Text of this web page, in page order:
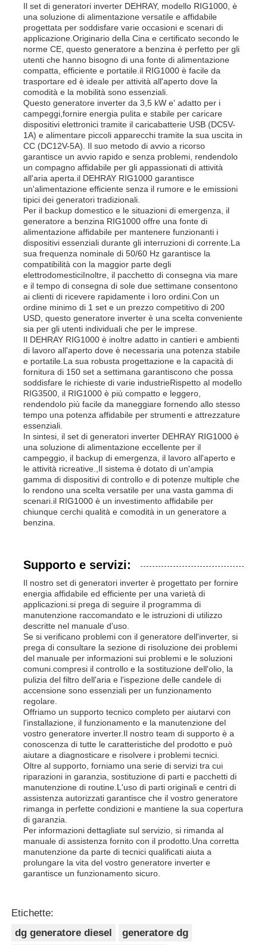
Il set di generatori inverter DEHRAY, modello RIG1000, è
una soluzione di alimentazione versatile e affidabile
progettata per soddisfare varie occasioni e scenari di
applicazione.Originario della Cina e certificato secondo le
norme CE, questo generatore a benzina è perfetto per gli
utenti che hanno bisogno di una fonte di alimentazione
compatta, efficiente e portatile.il RIG1000 è facile da
trasportare ed è ideale per attività all'aperto dove la
comodità e la mobilità sono essenziali.
Questo generatore inverter da 3,5 kW e' adatto per i
campeggi,fornire energia pulita e stabile per caricare
dispositivi elettronici tramite il caricabatterie USB (DC5V-
1A) e alimentare piccoli apparecchi tramite la sua uscita in
CC (DC12V-5A). Il suo metodo di avvio a ricorso
garantisce un avvio rapido e senza problemi, rendendolo
un compagno affidabile per gli appassionati di attività
all'aria aperta.il DEHRAY RIG1000 garantisce
un'alimentazione efficiente senza il rumore e le emissioni
tipici dei generatori tradizionali.
Per il backup domestico e le situazioni di emergenza, il
generatore a benzina RIG1000 offre una fonte di
alimentazione affidabile per mantenere funzionanti i
dispositivi essenziali durante gli interruzioni di corrente.La
sua frequenza nominale di 50/60 Hz garantisce la
compatibilità con la maggior parte degli
elettrodomesticiInoltre, il pacchetto di consegna via mare
e il tempo di consegna di sole due settimane consentono
ai clienti di ricevere rapidamente i loro ordini.Con un
ordine minimo di 1 set e un prezzo competitivo di 200
USD, questo generatore inverter è una scelta conveniente
sia per gli utenti individuali che per le imprese.
Il DEHRAY RIG1000 è inoltre adatto in cantieri e ambienti
di lavoro all'aperto dove è necessaria una potenza stabile
e portatile.La sua robusta progettazione e la capacità di
fornitura di 150 set a settimana garantiscono che possa
soddisfare le richieste di varie industrieRispetto al modello
RIG3500, il RIG1000 è più compatto e leggero,
rendendolo più facile da maneggiare fornendo allo stesso
tempo una potenza affidabile per strumenti e attrezzature
essenziali.
In sintesi, il set di generatori inverter DEHRAY RIG1000 è
una soluzione di alimentazione eccellente per il
campeggio, il backup di emergenza, il lavoro all'aperto e
le attività ricreative.,Il sistema è dotato di un'ampia
gamma di dispositivi di controllo e di potenze multiple che
lo rendono una scelta versatile per una vasta gamma di
scenari.il RIG1000 è un investimento affidabile per
chiunque cerchi qualità e comodità in un generatore a
benzina.
Supporto e servizi:
Il nostro set di generatori inverter è progettato per fornire
energia affidabile ed efficiente per una varietà di
applicazioni.si prega di seguire il programma di
manutenzione raccomandato e le istruzioni di utilizzo
descritte nel manuale d'uso.
Se si verificano problemi con il generatore dell'inverter, si
prega di consultare la sezione di risoluzione dei problemi
del manuale per informazioni sui problemi e le soluzioni
comuni.compresi il controllo e la sostituzione dell'olio, la
pulizia del filtro dell'aria e l'ispezione delle candele di
accensione sono essenziali per un funzionamento
regolare.
Offriamo un supporto tecnico completo per aiutarvi con
l'installazione, il funzionamento e la manutenzione del
vostro generatore inverter.Il nostro team di supporto è a
conoscenza di tutte le caratteristiche del prodotto e può
aiutare a diagnosticare e risolvere i problemi tecnici.
Oltre al supporto, forniamo una serie di servizi tra cui
riparazioni in garanzia, sostituzione di parti e pacchetti di
manutenzione di routine.L'uso di parti originali e centri di
assistenza autorizzati garantisce che il vostro generatore
rimanga in perfette condizioni e mantiene la sua copertura
di garanzia.
Per informazioni dettagliate sul servizio, si rimanda al
manuale di assistenza fornito con il prodotto.Una corretta
manutenzione da parte di tecnici qualificati aiuta a
prolungare la vita del vostro generatore inverter e
garantisce un funzionamento sicuro.
Etichette:
dg generatore diesel
generatore dg